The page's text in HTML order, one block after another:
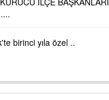
birinci yıla özel ..